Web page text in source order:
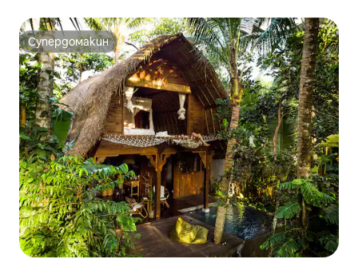
Супердомакин
Супердомакин